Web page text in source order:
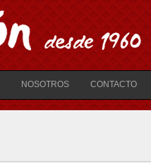
NOSOTROS CONTACTO